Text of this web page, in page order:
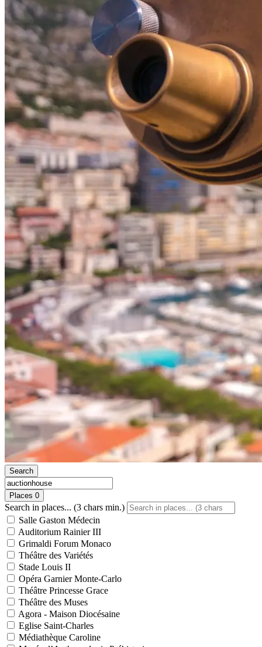
Search
Places 0
Search in places... (3 chars min.)
Salle Gaston Médecin
Auditorium Rainier III
Grimaldi Forum Monaco
Théâtre des Variétés
Stade Louis II
Opéra Garnier Monte-Carlo
Théâtre Princesse Grace
Théâtre des Muses
Agora - Maison Diocésaine
Eglise Saint-Charles
Médiathèque Caroline